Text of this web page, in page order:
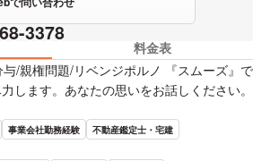
3378
料金表
/親権問題/リベンジポルノ 『スムーズ』で
します。あなたの思いをお話しください。
事業会社勤務経験 不動産鑑定士・宅建
要素を